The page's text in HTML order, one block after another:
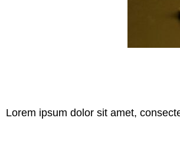
Lorem ipsum dolor sit amet,